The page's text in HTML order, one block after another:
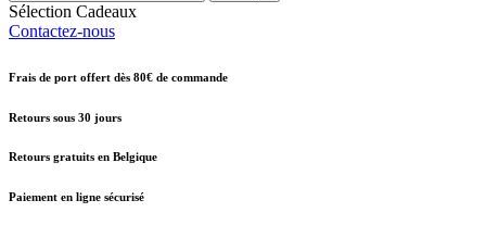
Sélection Cadeaux
Contactez-nous
Frais de port offert dès 80€ de commande
Retours sous 30 jours
Retours gratuits en Belgique
Paiement en ligne sécurisé